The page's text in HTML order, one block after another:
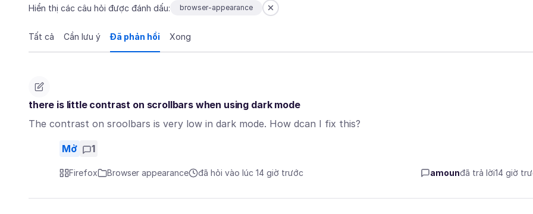
Hiển thị các câu hỏi được đánh dấu: browser-appearance
Tất cả Cần lưu ý Đã phản hồi Xong
there is little contrast on scrollbars when using dark mode
The contrast on sroolbars is very low in dark mode. How dcan I fix this?
Mở 1
Firefox Browser appearance đã hỏi vào lúc 14 giờ trước amounđã trả lời14 giờ